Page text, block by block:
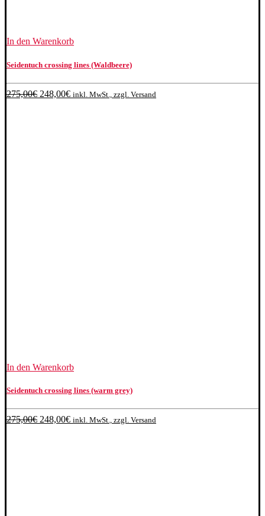
In den Warenkorb
Seidentuch crossing lines (Waldbeere)
275,00€ Ursprünglicher
248,00€Aktueller
inkl. MwSt., zzgl. Versand
In den Warenkorb
Seidentuch crossing lines (warm grey)
275,00€ Ursprünglicher
248,00€Aktueller
inkl. MwSt., zzgl. Versand